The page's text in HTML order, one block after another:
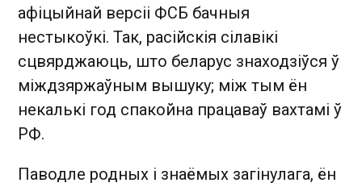
афіцыйнай версіі ФСБ бачныя
нестыкоўкі. Так, расійскія сілавікі
сцвярджаюць, што беларус знаходзіўся ў
міждзяржаўным вышуку; між тым ён
некалькі год спакойна працаваў вахтамі ў
РФ.
Паводле родных і знаёмых загінулага, ён